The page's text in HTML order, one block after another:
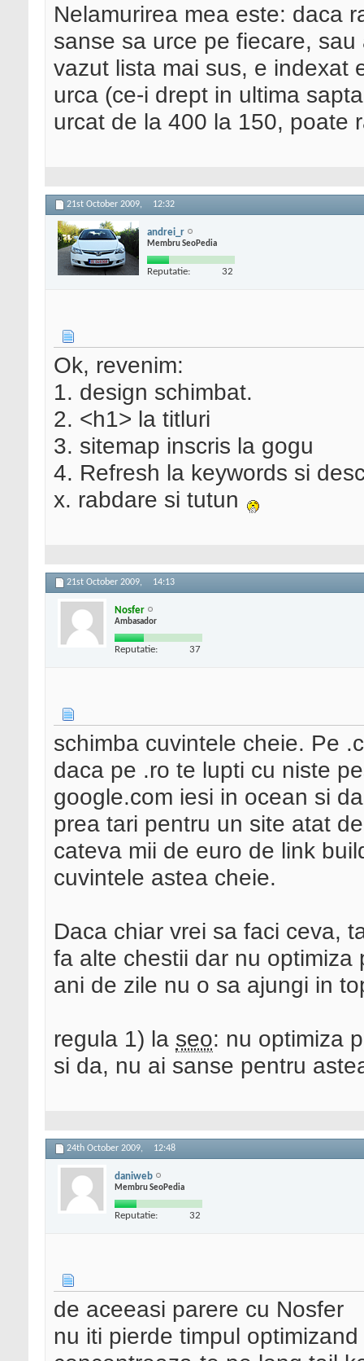
Nelamurirea mea este: daca
sanse sa urce pe fiecare,
vazut lista mai sus, e indexat
urca (ce-i drept in ultima
urcat de la 400 la 150, poate
21st October 2009, 12:32
andrei_r
Membru SeoPedia
Reputatie: 32
Ok, revenim:
1. design schimbat.
2. <h1> la titluri
3. sitemap inscris la gogu
4. Refresh la keywords si
x. rabdare si tutun
21st October 2009, 14:13
Nosfer
Ambasador
Reputatie: 37
schimba cuvintele cheie. Pe
daca pe .ro te lupti cu niste
google.com iesi in ocean si
prea tari pentru un site atat
cateva mii de euro de link
cuvintele astea cheie.
Daca chiar vrei sa faci ceva,
fa alte chestii dar nu
ani de zile nu o sa ajungi in
regula 1) la seo: nu optimiza
si da, nu ai sanse pentru
24th October 2009, 12:48
daniweb
Membru SeoPedia
Reputatie: 32
de aceeasi parere cu Nosfer
nu iti pierde timpul